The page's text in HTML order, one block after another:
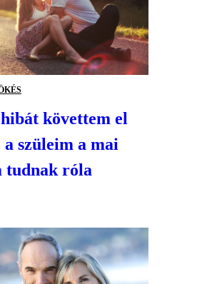
követtem el
a szüleim a mai
tudnak róla